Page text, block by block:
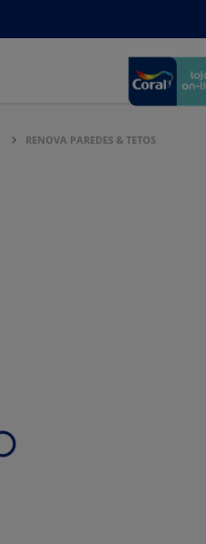
RENOVA PAREDES & TETOS